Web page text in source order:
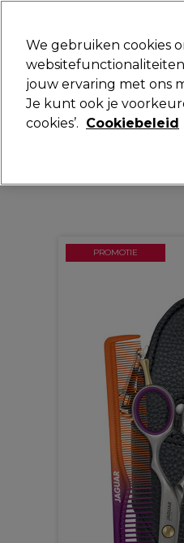
Volgende
PROMOTIE
We gebruiken cookies
jouw ervaring met ons
Je kunt ook je
cookies’. Cookiebeleid